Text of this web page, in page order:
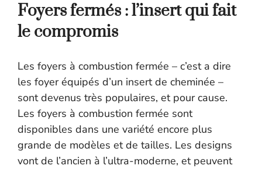
Foyers fermés : l’insert qui fait
le compromis
Les foyers à combustion fermée – c’est a dire
les foyer équipés d’un insert de cheminée –
sont devenus très populaires, et pour cause.
Les foyers à combustion fermée sont
disponibles dans une variété encore plus
grande de modèles et de tailles. Les designs
vont de l’ancien à l’ultra-moderne, et peuvent